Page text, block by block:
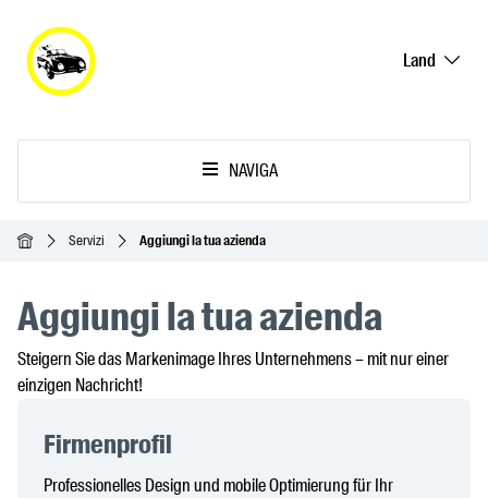
Land
NAVIGA
Home Servizi Aggiungi la tua azienda
Aggiungi la tua azienda
Steigern Sie das Markenimage Ihres Unternehmens – mit nur einer
einzigen Nachricht!
Firmenprofil
Professionelles Design und mobile Optimierung für Ihr